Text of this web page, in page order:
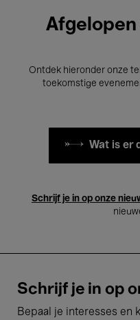
Ontdek hieronder onze
toekomstige
Wat is er
Schrijf je in op onze
Schrijf je in op
Bepaal je interesses en